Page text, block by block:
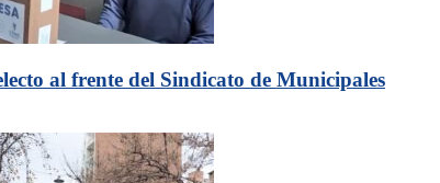
al frente del Sindicato de Municipales